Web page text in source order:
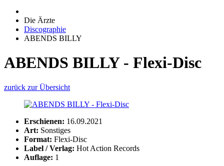
Die Ärzte
Discographie
ABENDS BILLY
ABENDS BILLY - Flexi-Disc
zurück zur Übersicht
Erschienen: 16.09.2021
Art: Sonstiges
Format: Flexi-Disc
Label / Verlag: Hot Action Records
Auflage: 1